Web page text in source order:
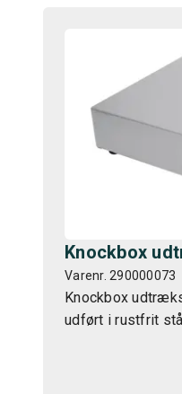
Knockbox
Varenr. 290000073
Knockbox
udført i rustfrit